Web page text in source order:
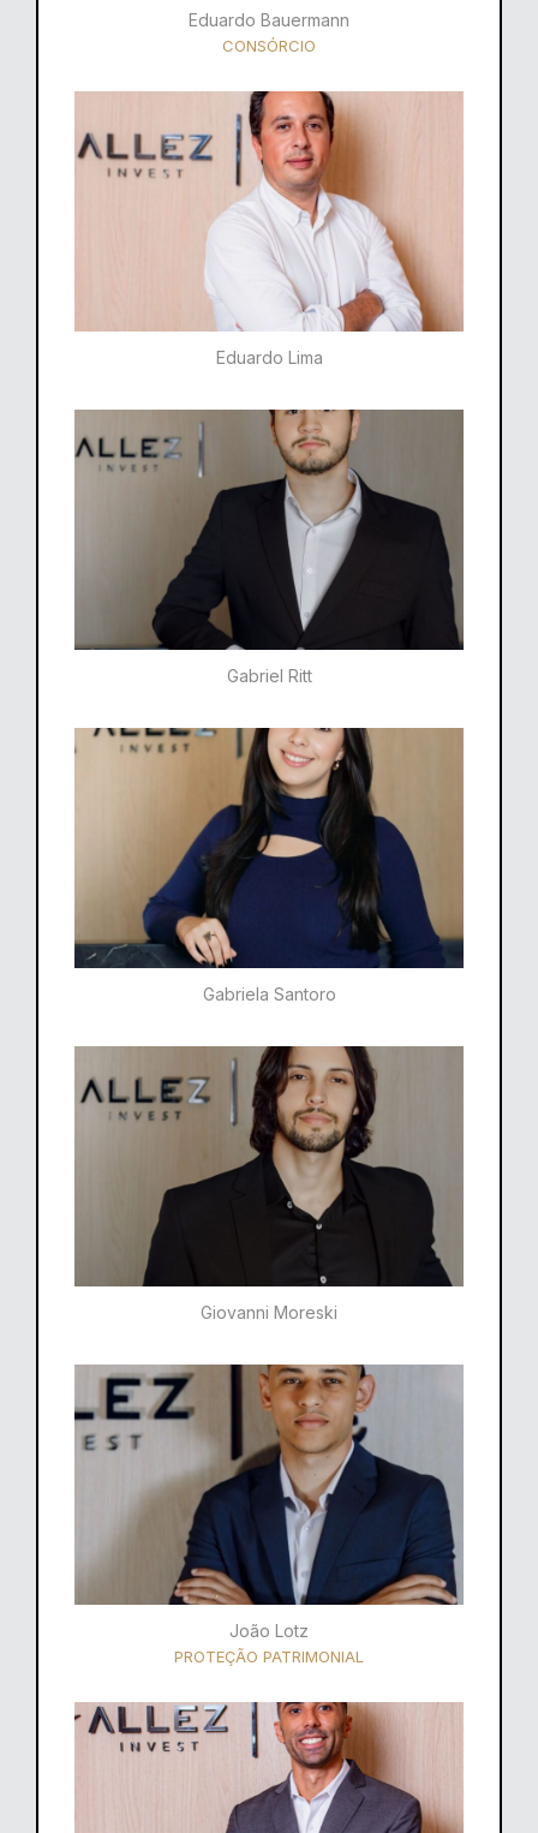
Eduardo Bauermann
CONSÓRCIO
Eduardo Lima
Gabriel Ritt
Gabriela Santoro​
Giovanni Moreski
João Lotz
PROTEÇÃO PATRIMONIAL